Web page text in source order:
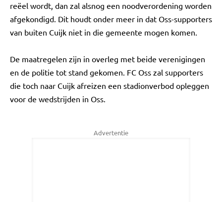
reëel wordt, dan zal alsnog een noodverordening worden
afgekondigd. Dit houdt onder meer in dat Oss-supporters
van buiten Cuijk niet in die gemeente mogen komen.
De maatregelen zijn in overleg met beide verenigingen
en de politie tot stand gekomen. FC Oss zal supporters
die toch naar Cuijk afreizen een stadionverbod opleggen
voor de wedstrijden in Oss.
Advertentie